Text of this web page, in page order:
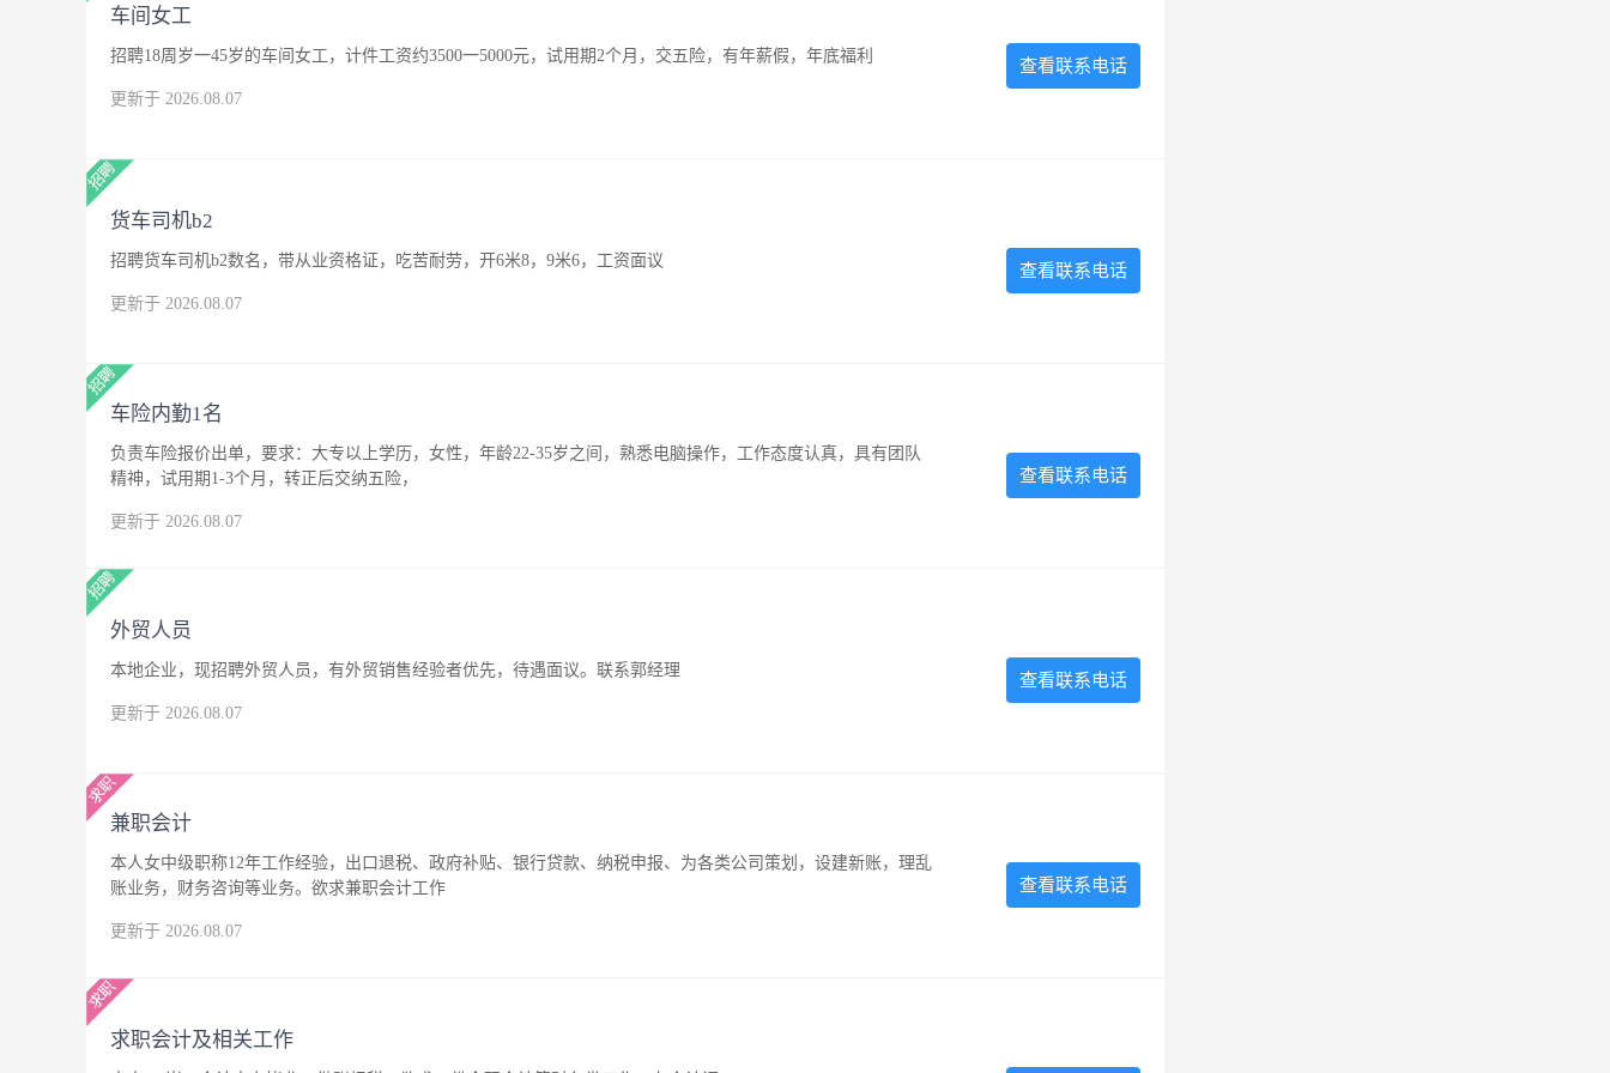
车间女工
招聘18周岁一45岁的车间女工，计件工资约3500一5000元，试用期2个月，交五险，有年薪假，年底福利
更新于 2026.08.07
查看联系电话
货车司机b2
招聘货车司机b2数名，带从业资格证，吃苦耐劳，开6米8，9米6，工资面议
更新于 2026.08.07
查看联系电话
车险内勤1名
负责车险报价出单，要求：大专以上学历，女性，年龄22-35岁之间，熟悉电脑操作，工作态度认真，具有团队
精神，试用期1-3个月，转正后交纳五险，
更新于 2026.08.07
查看联系电话
外贸人员
本地企业，现招聘外贸人员，有外贸销售经验者优先，待遇面议。联系郭经理
更新于 2026.08.07
查看联系电话
兼职会计
本人女中级职称12年工作经验，出口退税、政府补贴、银行贷款、纳税申报、为各类公司策划，设建新账，理乱
账业务，财务咨询等业务。欲求兼职会计工作
更新于 2026.08.07
查看联系电话
求职会计及相关工作